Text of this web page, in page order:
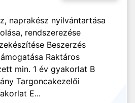
naprakész nyilvántartása
rendszerezése
Beszerzés
Raktáros
min. 1 év gyakorlat B
Targoncakezelői
E...